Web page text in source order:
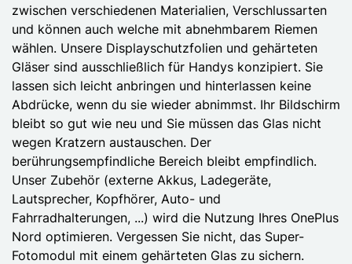
zwischen verschiedenen Materialien, Verschlussarten
und können auch welche mit abnehmbarem Riemen
wählen. Unsere Displayschutzfolien und gehärteten
Gläser sind ausschließlich für Handys konzipiert. Sie
lassen sich leicht anbringen und hinterlassen keine
Abdrücke, wenn du sie wieder abnimmst. Ihr Bildschirm
bleibt so gut wie neu und Sie müssen das Glas nicht
wegen Kratzern austauschen. Der
berührungsempfindliche Bereich bleibt empfindlich.
Unser Zubehör (externe Akkus, Ladegeräte,
Lautsprecher, Kopfhörer, Auto- und
Fahrradhalterungen, ...) wird die Nutzung Ihres OnePlus
Nord optimieren. Vergessen Sie nicht, das Super-
Fotomodul mit einem gehärteten Glas zu sichern.